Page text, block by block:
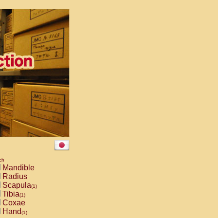
Mandible
Radius
Scapula(1)
Tibia(1)
Coxae
Hand(1)